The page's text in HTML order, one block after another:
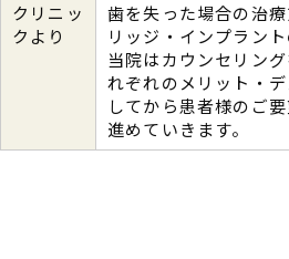
クリニッ
クより
歯を失った場合の治
リッジ・インプラン
当院はカウンセリン
れぞれのメリット・
してから患者様のご
進めていきます。